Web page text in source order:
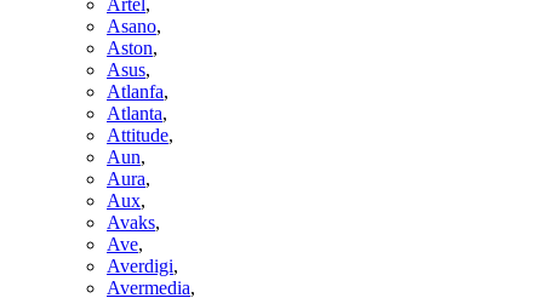
Asano,
Aston,
Asus,
Atlanfa,
Atlanta,
Attitude,
Aun,
Aura,
Aux,
Avaks,
Ave,
Averdigi,
Avermedia,